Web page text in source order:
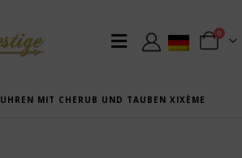
0
UHREN MIT CHERUB UND TAUBEN XIXÈME